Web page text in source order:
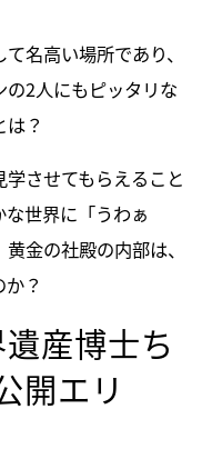
名高い場所であり、
2人にもピッタリな
？
させてもらえること
世界に「うわぁ
金の社殿の内部は、
？
産博士ち
開エリ